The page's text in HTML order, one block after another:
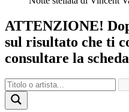
ATTENZIONE!
sul risultato che ti
consultare la scheda